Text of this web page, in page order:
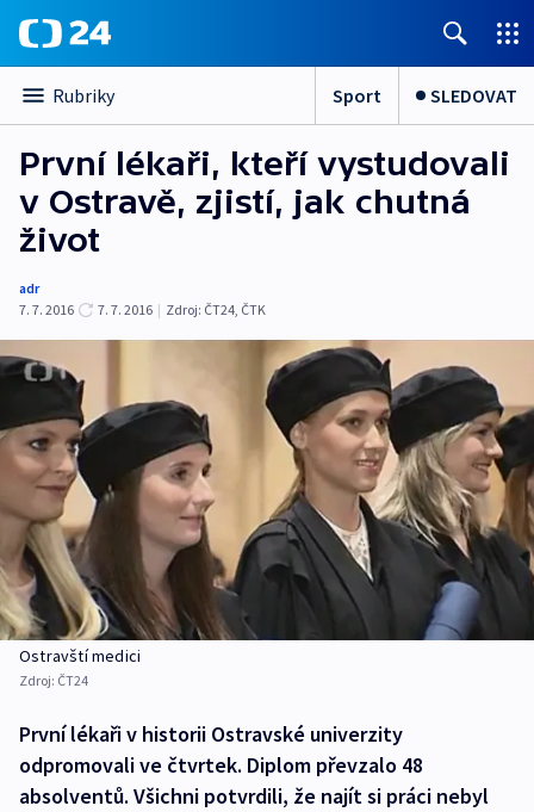
Rubriky Sport SLEDOVAT
První lékaři, kteří vystudovali
v Ostravě, zjistí, jak chutná
život
adr
7. 7. 2016
7. 7. 2016 | Zdroj: ČT24, ČTK
Ostravští medici
Zdroj: ČT24
První lékaři v historii Ostravské univerzity
odpromovali ve čtvrtek. Diplom převzalo 48
absolventů. Všichni potvrdili, že najít si práci nebyl